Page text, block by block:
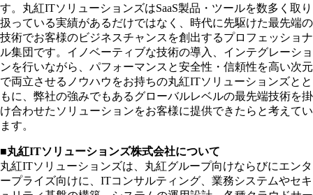
す。丸紅ITソリューションズはSaaS製品・ツールを数多く取り
扱っている実績があるだけではなく、時代に先駆けた最先端の
技術でお客様のビジネスチャンスを創出するプロフェッショナ
ル集団です。イノベーティブな技術の導入、インテグレーショ
ンを行いながら、パフォーマンスと安全性・信頼性を高い次元
で両立させるノウハウをお持ちの丸紅ITソリューションズとと
もに、弊社の強みでもあるグローバルレベルの最先端技術を掛
け合わせたソリューションをお客様に提供できたらと考えてい
ます。
■丸紅ITソリューションズ株式会社について
丸紅ITソリューションズは、丸紅グループ向けならびにエンタ
ープライズ向けに、ITコンサルティング、業務システムやセキ